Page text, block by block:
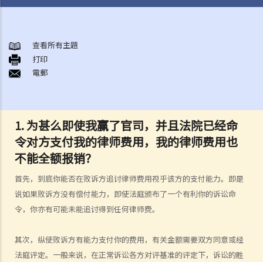
1. 为甚么即使我赢了官司，并且法院已经命
令对方支付我的律师费用，我的律师费用也
不能全额报销？
首先，到底你能否在败诉方追讨律师费用视乎该方的支付能力。即是
说如果败诉方没有偿付能力，即使法庭颁布了一个有利你的诉讼命
令，你亦有可能未能追讨得到任何律师费。
其次，纵使败诉方有能力支付你的费用，有关金额需要双方同意或经
法庭评定。一般来说，在正常诉讼各方对评基准的评定下，诉讼的胜
展开民事诉讼前应当考虑的事项
1. 我可以不提出诉讼而解决纠纷吗？
2. 我是否有充分的法律理据去展开民事诉讼？对方又可否在同一案件中
律协助）？
4. 倘若我被判胜诉，我是否一定可以取得我想要的补偿？
5. 我有能力支付有关法律开支吗？
1. 为甚么即使我赢了官司，并且法院已经命令对方支付我的律师费用，
我的律师费用也不能全额报销？
2. 法院是否必须命令败诉一方全额支付胜诉一方的律师费用？ 有甚么原
6. 我有时间应付诉讼吗？
7. 展开民事诉讼是否有期限？
查看所有主題
打印
電郵